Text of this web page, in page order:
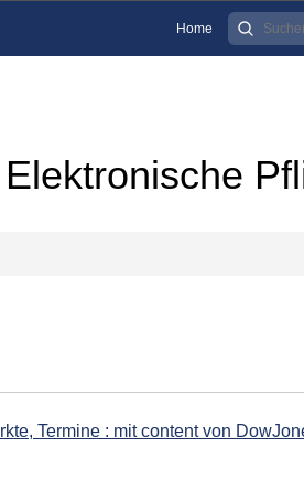
Home
Elektronische
Termine : mit content von